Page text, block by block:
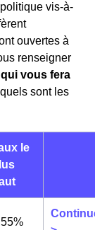
vis-à-
ouvertes à
renseigner
vous fera
sont les
le